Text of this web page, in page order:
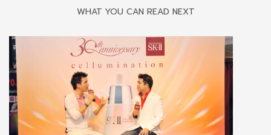
WHAT YOU CAN READ NEXT